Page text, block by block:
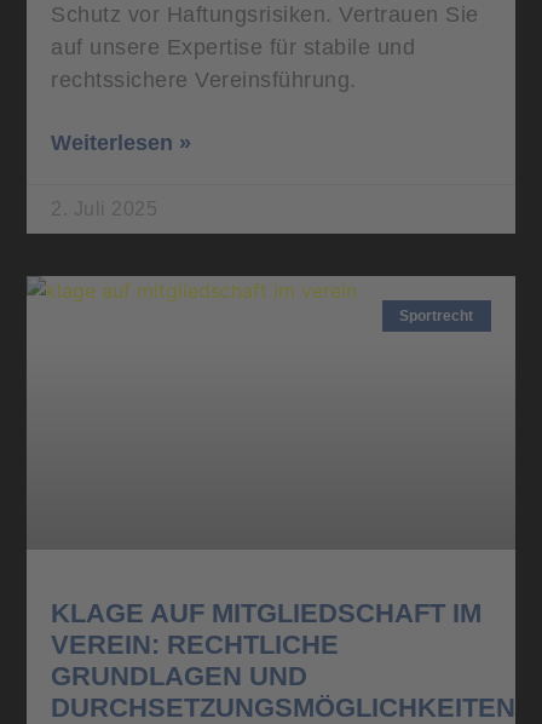
Schutz vor Haftungsrisiken. Vertrauen Sie
auf unsere Expertise für stabile und
rechtssichere Vereinsführung.
Weiterlesen »
2. Juli 2025
Sportrecht
KLAGE AUF MITGLIEDSCHAFT IM
VEREIN: RECHTLICHE
GRUNDLAGEN UND
DURCHSETZUNGSMÖGLICHKEITEN